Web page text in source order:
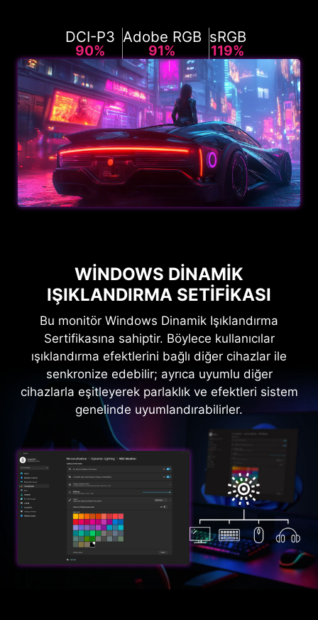
DCI-P3
90%
Adobe RGB
91%
sRGB
119%
WINDOWS DINAMIK
IŞIKLANDIRMA SETIFIKASI
Bu monitör Windows Dinamik Işıklandırma
Sertifikasına sahiptir. Böylece kullanıcılar
ışıklandırma efektlerini bağlı diğer cihazlar ile
senkronize edebilir; ayrıca uyumlu diğer
cihazlarla eşitleyerek parlaklık ve efektleri sistem
genelinde uyumlandırabilirler.